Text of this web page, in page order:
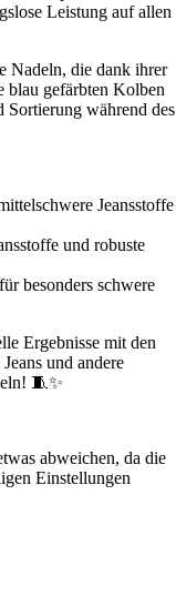
Leistung auf allen
Nadeln, die dank ihrer
blau gefärbten Kolben
Sortierung während des
Jeansstoffe
und robuste
besonders schwere
Ergebnisse mit den
und andere
🧵✨
abweichen, da die
Einstellungen